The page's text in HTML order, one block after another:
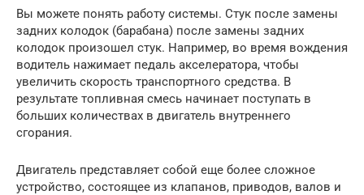
Вы можете понять работу системы. Стук после замены
задних колодок (барабана) после замены задних
колодок произошел стук. Например, во время вождения
водитель нажимает педаль акселератора, чтобы
увеличить скорость транспортного средства. В
результате топливная смесь начинает поступать в
больших количествах в двигатель внутреннего
сгорания.
Двигатель представляет собой еще более сложное
устройство, состоящее из клапанов, приводов, валов и